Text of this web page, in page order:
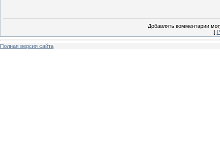
Добавлять комментарии
[
Полная версия сайта